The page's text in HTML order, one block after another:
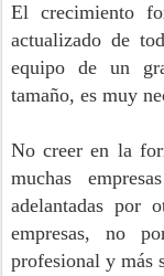
El crecimiento
actualizado de
equipo de un
tamaño, es muy
No creer en la
muchas
adelantadas por
empresas, no
profesional y más